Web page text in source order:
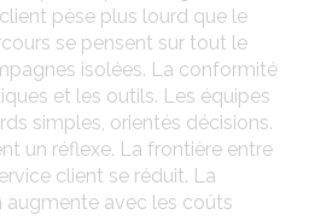
pèse plus lourd que le
se pensent sur tout le
isolées. La conformité
et les outils. Les équipes
simples, orientés décisions.
un réflexe. La frontière entre
client se réduit. La
augmente avec les coûts